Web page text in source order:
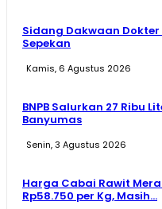
Sidang Dakwaan
Sepekan
Kamis, 6 Agustus 2026
BNPB Salurkan 27 Ribu
Banyumas
Senin, 3 Agustus 2026
Harga Cabai Rawit
Rp58.750 per Kg, Masih...